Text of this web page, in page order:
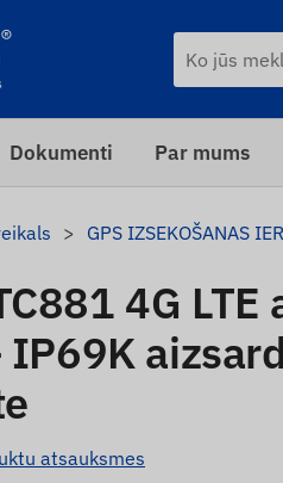
Dokumenti Par mums
GPS IZSEKOŠANAS
4G LTE
IP69K
atsauksmes